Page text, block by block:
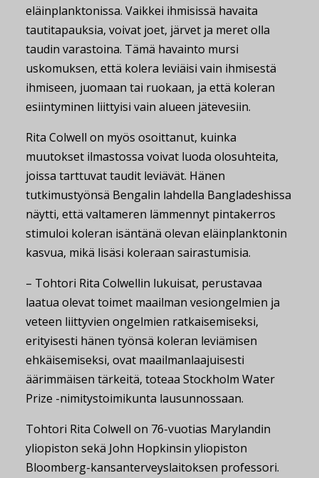
eläinplanktonissa. Vaikkei ihmisissä havaita
tautitapauksia, voivat joet, järvet ja meret olla
taudin varastoina. Tämä havainto mursi
uskomuksen, että kolera leviäisi vain ihmisestä
ihmiseen, juomaan tai ruokaan, ja että koleran
esiintyminen liittyisi vain alueen jätevesiin.
Rita Colwell on myös osoittanut, kuinka
muutokset ilmastossa voivat luoda olosuhteita,
joissa tarttuvat taudit leviävät. Hänen
tutkimustyönsä Bengalin lahdella Bangladeshissa
näytti, että valtameren lämmennyt pintakerros
stimuloi koleran isäntänä olevan eläinplanktonin
kasvua, mikä lisäsi koleraan sairastumisia.
– Tohtori Rita Colwellin lukuisat, perustavaa
laatua olevat toimet maailman vesiongelmien ja
veteen liittyvien ongelmien ratkaisemiseksi,
erityisesti hänen työnsä koleran leviämisen
ehkäisemiseksi, ovat maailmanlaajuisesti
äärimmäisen tärkeitä, toteaa Stockholm Water
Prize -nimitystoimikunta lausunnossaan.
Tohtori Rita Colwell on 76-vuotias Marylandin
yliopiston sekä John Hopkinsin yliopiston
Bloomberg-kansanterveyslaitoksen professori.